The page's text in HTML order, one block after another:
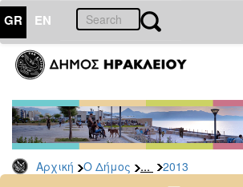
GR EN
Αρχική Ο Δήμος ... 2013
ΔΗΜΟΣ
Διακηρύξεις
-
Δημοπρασίες
Αρχείο